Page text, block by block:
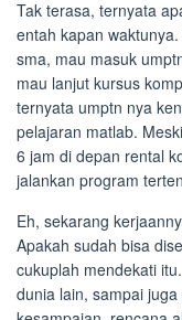
Tak terasa, ternyata
entah kapan
sma, mau masuk
mau lanjut kursus
ternyata umptn nya
pelajaran matlab.
6 jam di depan rental
jalankan program
Eh, sekarang
Apakah sudah bisa
cukuplah mendekati
dunia lain, sampai